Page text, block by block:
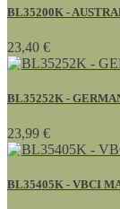
BL35200K -
23,40 €
BL35252K -
23,99 €
BL35405K - VBCI